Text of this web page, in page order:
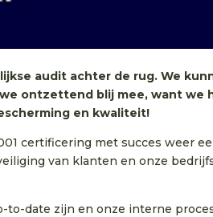
audit achter de rug. We
ontzettend blij mee, want we
en kwaliteit!
certificering met succes weer
van klanten en onze
to-date zijn en onze interne